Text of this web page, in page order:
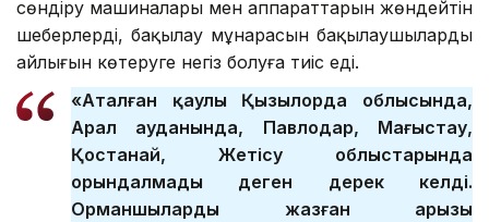
сөндіру машиналары мен аппараттарын жөндейтін
шеберлердің, бақылау мұнарасын бақылаушылардың
айлығын көтеруге негіз болуға тиіс еді.
«Аталған қаулы Қызылорда облысында,
Арал ауданында, Павлодар, Маңғыстау,
Қостанай, Жетісу облыстарында
орындалмады деген дерек келді.
Орманшылардың жазған арызы